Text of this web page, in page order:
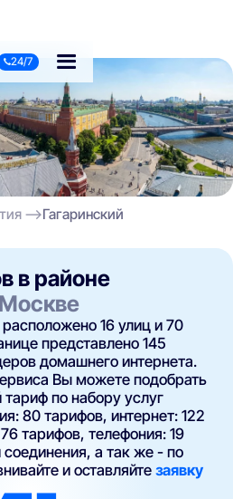
24/7
Гагаринский
в районе
16 улиц и 70
представлено 145
домашнего интернета.
Вы можете подобрать
по набору услуг
80 тарифов, интернет: 122
тарифов, телефония: 19
а так же - по
и оставляйтезаявку